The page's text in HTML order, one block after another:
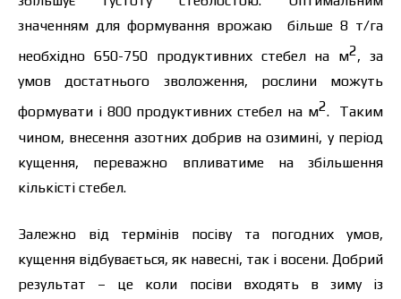
значенням для формування врожаю більше 8 т/га
необхідно 650-750 продуктивних стебел на м2, за
умов достатнього зволоження, рослини можуть
формувати і 800 продуктивних стебел на м2. Таким
чином, внесення азотних добрив на озимині, у період
кущення, переважно впливатиме на збільшення
кількісті стебел.
Залежно від термінів посіву та погодних умов,
кущення відбувається, як навесні, так і восени. Добрий
результат – це коли посіви входять в зиму із